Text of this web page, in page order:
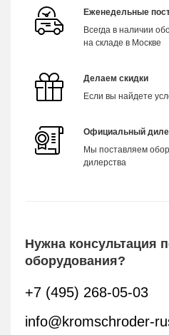
Еженедельные
Всегда в наличии
на складе в Москве
Делаем скидки
Если вы найдете
Официальный
Мы поставляем
дилерства
Нужна консультация
оборудования?
+7 (495) 268-05-03
info@kromschroder-